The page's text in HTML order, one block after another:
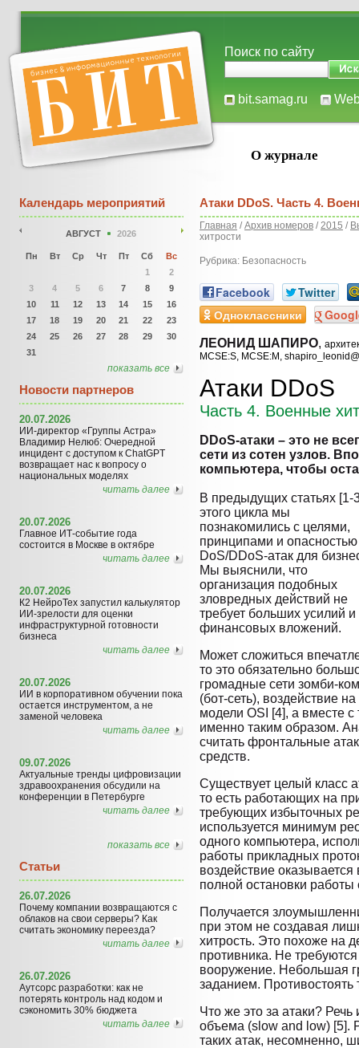
Поиск по сайту
bit.samag.ru
О журнале
Календарь мероприятий
АВГУСТ 2026
Пн Вт Ср Чт Пт Сб
Вс
1
2
3
4 5 6 7 8
9
10
11 12 13 14 15
16
17
18 19 20 21 22
23
24
25 26 27 28 29
30
31
показать все
Новости партнеров
20.07.2026
ИИ-директор «Группы Астра»
Владимир Нелюб: Очередной
инцидент с доступом к ChatGPT
возвращает нас к вопросу о
национальных моделях
читать далее
20.07.2026
Главное ИТ-событие года
состоится в Москве в октябре
читать далее
20.07.2026
К2 НейроТех запустил калькулятор
ИИ-зрелости для оценки
инфраструктурной готовности
бизнеса
читать далее
20.07.2026
ИИ в корпоративном обучении пока
остается инструментом, а не
заменой человека
читать далее
09.07.2026
Актуальные тренды цифровизации
здравоохранения обсудили на
конференции в Петербурге
читать далее
показать все
Статьи
26.07.2026
Почему компании возвращаются с
облаков на свои серверы? Как
считать экономику переезда?
читать далее
26.07.2026
Аутсорс разработки: как не
потерять контроль над кодом и
сэкономить 30% бюджета
читать далее
Атаки DDoS. Часть 4.
Главная /Архив номеров /2015 /
хитрости
Рубрика: Безопасность
Facebook
Twitter
Одноклассники
ЛЕОНИД ШАПИРО,
MCSE:S, MCSE:M,
Атаки DDoS
Часть 4. Военные
DDoS-атаки – это не
сети из сотен узлов.
компьютера, чтобы
В предыдущих статьях [1-
этого цикла мы
познакомились с целями,
принципами и опасностью
DoS/DDoS-атак для
Мы выяснили, что
организация подобных
зловредных действий не
требует больших усилий и
финансовых вложений.
Может сложиться
то это обязательно
громадные сети зомби-
(бот-сеть), воздействие
модели OSI [4], а вместе с
именно таким образом.
считать фронтальные
средств.
Существует целый класс
то есть работающих на
требующих избыточных
используется минимум
одного компьютера,
работы прикладных
воздействие
полной остановки работы
Получается
при этом не создавая
хитрость. Это похоже на
противника. Не
вооружение. Небольшая
заданием. Противостоять
Что же это за атаки?
объема (slow and low) [5].
таких атак, несомненно,